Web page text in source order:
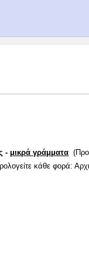
- μικρά γράμματα
κάθε φορά: